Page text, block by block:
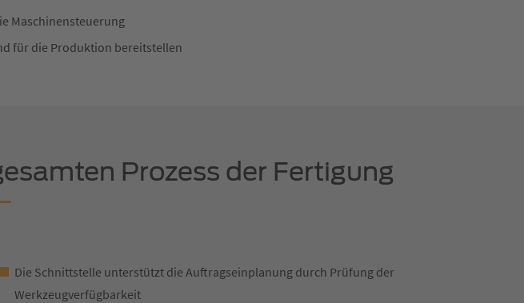
Maschinensteuerung
für die Produktion bereitstellen
Prozess der Fertigung
Die Schnittstelle unterstützt die Auftragseinplanung durch Prüfung der
Werkzeugverfügbarkeit